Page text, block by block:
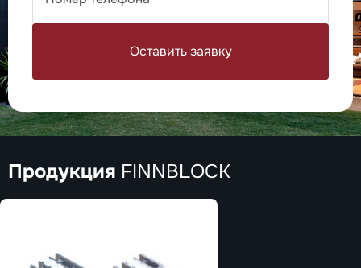
Оставить заявку
Продукция FINNBLOCK